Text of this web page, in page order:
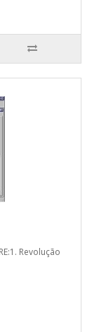
Revolução